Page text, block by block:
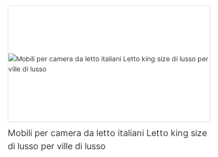
Mobili per camera da letto italiani Letto king size
di lusso per ville di lusso